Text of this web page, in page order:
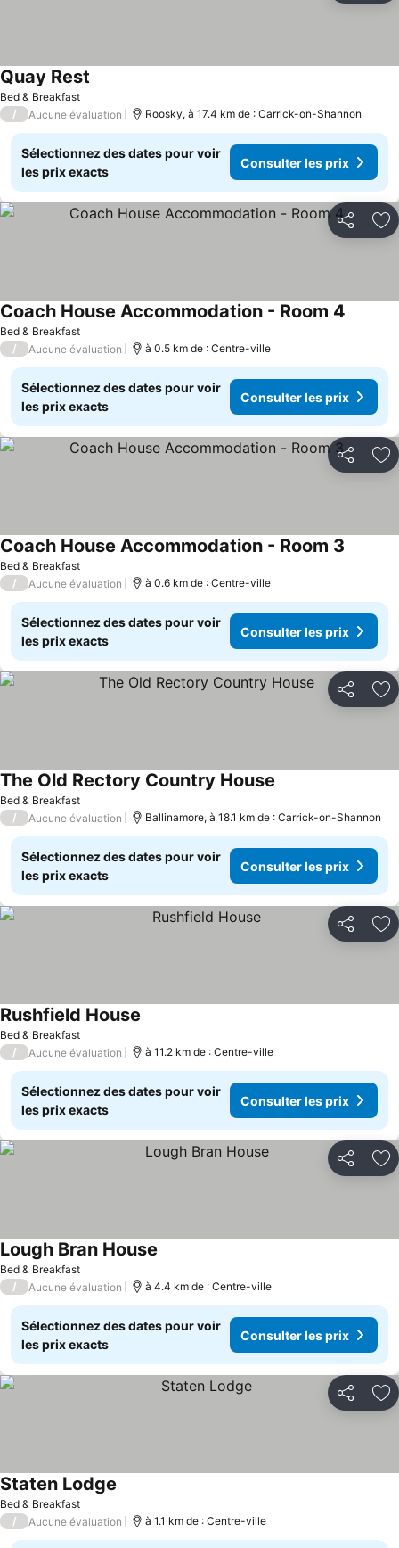
Bed & Breakfast
Quay Rest
/ Aucune évaluation Roosky, à 17.4 km de : Carrick-on-Shannon
Sélectionnez des dates pour voir
les prix exacts
Consulter les prix
Partager
Bed & Breakfast
Coach House Accommodation - Room 4
/ Aucune évaluation à 0.5 km de : Centre-ville
Sélectionnez des dates pour voir
les prix exacts
Consulter les prix
Partager
Bed & Breakfast
Coach House Accommodation - Room 3
/ Aucune évaluation à 0.6 km de : Centre-ville
Sélectionnez des dates pour voir
les prix exacts
Consulter les prix
Partager
Bed & Breakfast
The Old Rectory Country House
/ Aucune évaluation Ballinamore, à 18.1 km de : Carrick-on-Shannon
Sélectionnez des dates pour voir
les prix exacts
Consulter les prix
Partager
Bed & Breakfast
Rushfield House
/ Aucune évaluation à 11.2 km de : Centre-ville
Sélectionnez des dates pour voir
les prix exacts
Consulter les prix
Partager
Bed & Breakfast
Lough Bran House
/ Aucune évaluation à 4.4 km de : Centre-ville
Sélectionnez des dates pour voir
les prix exacts
Consulter les prix
Partager
Bed & Breakfast
Staten Lodge
/ Aucune évaluation à 1.1 km de : Centre-ville